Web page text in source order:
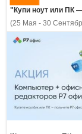
(25 Мая - 30